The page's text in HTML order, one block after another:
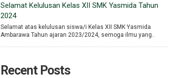
Selamat Kelulusan Kelas XII SMK Yasmida Tahun
2024
Selamat atas kelulusan siswa/i Kelas XII SMK Yasmida
Ambarawa Tahun ajaran 2023/2024, semoga ilmu yang..
Recent Posts